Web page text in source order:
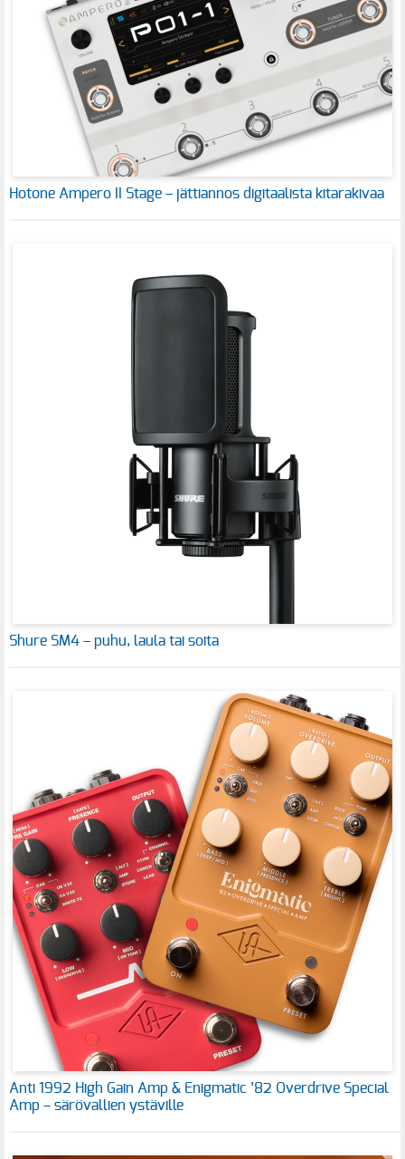
Hotone Ampero II Stage – jättiannos digitaalista kitarakivaa
Shure SM4 – puhu, laula tai soita
Anti 1992 High Gain Amp & Enigmatic ’82 Overdrive Special
Amp – särövallien ystäville